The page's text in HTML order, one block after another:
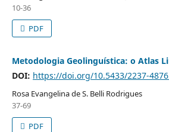
10-36
PDF
Metodologia Geolinguística: o Atlas
DOI: https://doi.org/10.5433/2237-
Rosa Evangelina de S. Belli Rodrigues
37-69
PDF